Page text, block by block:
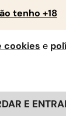
tenho +18
cookies e
E